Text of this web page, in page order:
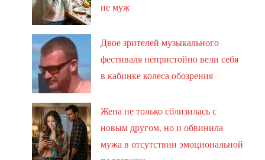
не муж
Двое зрителей музыкального
фестиваля непристойно вели себя
в кабинке колеса обозрения
Жена не только сблизилась с
новым другом, но и обвинила
мужа в отсутствии эмоциональной